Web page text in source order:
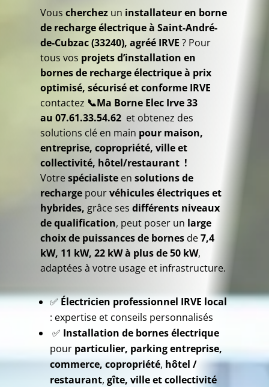
Vouscherchez un installateur en borne
de recharge électrique à Saint-André-
de-Cubzac (33240), agréé IRVE ? Pour
tous vos projets d’installation en
bornes de recharge électrique à prix
optimisé, sécurisé et conforme IRVE
contactez 📞Ma Borne Elec Irve 33
au 07.61.33.54.62 et obtenez des
solutions clé en main pour maison,
entreprise, copropriété, ville et
collectivité, hôtel/restaurant !
Votrespécialiste ensolutions de
recharge pourvéhicules électriques et
hybrides, grâce sesdifférents niveaux
de qualification, peut poser un large
choix de puissances de bornes de7,4
kW, 11 kW, 22 kW à plus de 50 kW,
adaptées à votre usage et infrastructure.
✅Électricien professionnel IRVE local
: expertise et conseils personnalisés
✅ Installation de bornes électrique
pour particulier, parking entreprise,
commerce, copropriété, hôtel /
restaurant,gîte, ville et collectivité